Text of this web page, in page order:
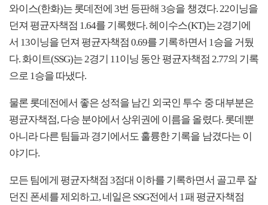
와이스(한화)는 롯데전에 3번 등판해 3승을 챙겼다. 22이닝을
던져 평균자책점 1.64를 기록했다. 헤이수스(KT)는 2경기에
서 13이닝을 던져 평균자책점 0.69를 기록하면서 1승을 거뒀
다. 화이트(SSG)는 2경기 11이닝 동안 평균자책점 2.77의 기록
으로 1승을 따냈다.
물론 롯데전에서 좋은 성적을 남긴 외국인 투수 중 대부분은
평균자책점, 다승 분야에서 상위권에 이름을 올렸다. 롯데뿐
아니라 다른 팀들과 경기에서도 훌륭한 기록을 남겼다는 이
야기다.
모든 팀에게 평균자책점 3점대 이하를 기록하면서 골고루 잘
던진 폰세를 제외하고, 네일은 SSG전에서 1패 평균자책점